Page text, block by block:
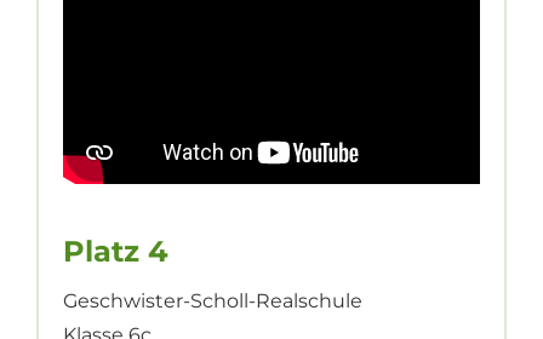
Platz 4
Geschwister-Scholl-Realschule